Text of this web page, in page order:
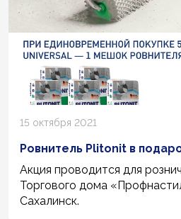
15 октября 2021
Ровнитель Plitonit в
Акция проводится для
Торгового дома
Сахалинск.